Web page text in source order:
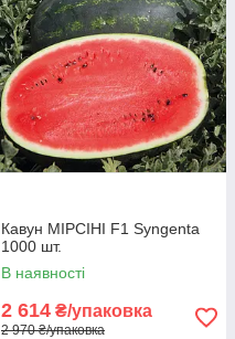
Кавун МІРСІНІ F1 Syngenta
1000 шт.
В наявності
2 614 ₴/упаковка
2 970 ₴/упаковка